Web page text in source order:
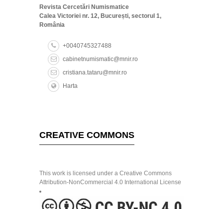
Revista Cercetări Numismatice
Calea Victoriei nr. 12, București, sectorul 1,
România
+0040745327488
cabinetnumismatic@mnir.ro
cristiana.tataru@mnir.ro
Harta
CREATIVE COMMONS
This work is licensed under a Creative Commons
Attribution-NonCommercial 4.0 International License